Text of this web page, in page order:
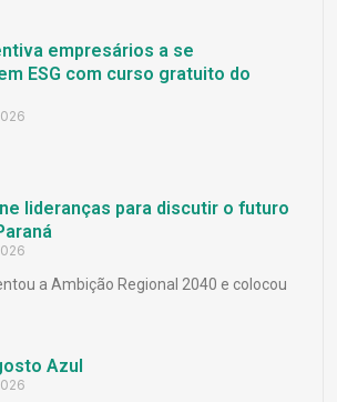
empresários a se
ESG com curso gratuito do
lideranças para discutir o futuro
a Ambição Regional 2040 e colocou
Azul